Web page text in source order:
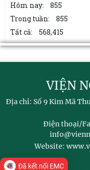
Xây dựng đội ngũ giảng
đáp ứng yêu cầu về đột phá
Hôm nay:
855
Trong tuần:
855
Tất cả:
568,415
VIỆN
Địa chỉ: Số 9 Kim Mã
Điện thoại/
Website:
Đã kết nối EMC